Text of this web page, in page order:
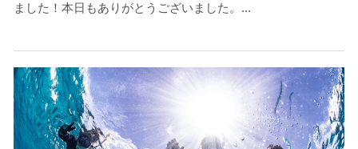
ました！本日もありがとうございました。...
上記承諾ください。